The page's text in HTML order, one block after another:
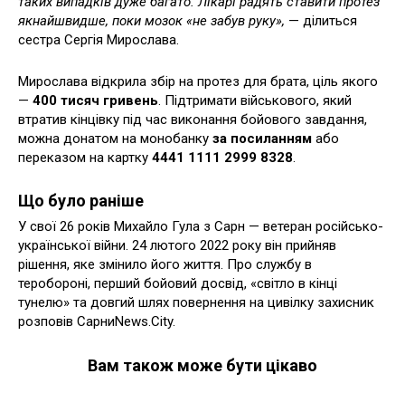
якнайшвидше, поки мозок «не забув руку», — ділиться
сестра Сергія Мирослава.
Мирослава відкрила збір на протез для брата, ціль якого
— 400 тисяч гривень. Підтримати військового, який
втратив кінцівку під час виконання бойового завдання,
можна донатом на монобанку за посиланням або
переказом на картку 4441 1111 2999 8328.
Що було раніше
У свої 26 років Михайло Гула з Сарн — ветеран російсько-
української війни. 24 лютого 2022 року він прийняв
рішення, яке змінило його життя. Про службу в
теробороні, перший бойовий досвід, «світло в кінці
тунелю» та довгий шлях повернення на цивілку захисник
розповів СарниNews.City.
Вам також може бути цікаво